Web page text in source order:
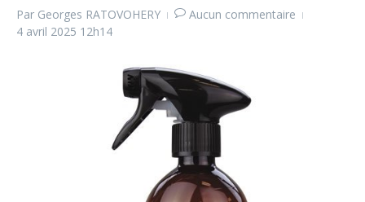
Par Georges RATOVOHERY
Aucun commentaire
4 avril 2025 12h14